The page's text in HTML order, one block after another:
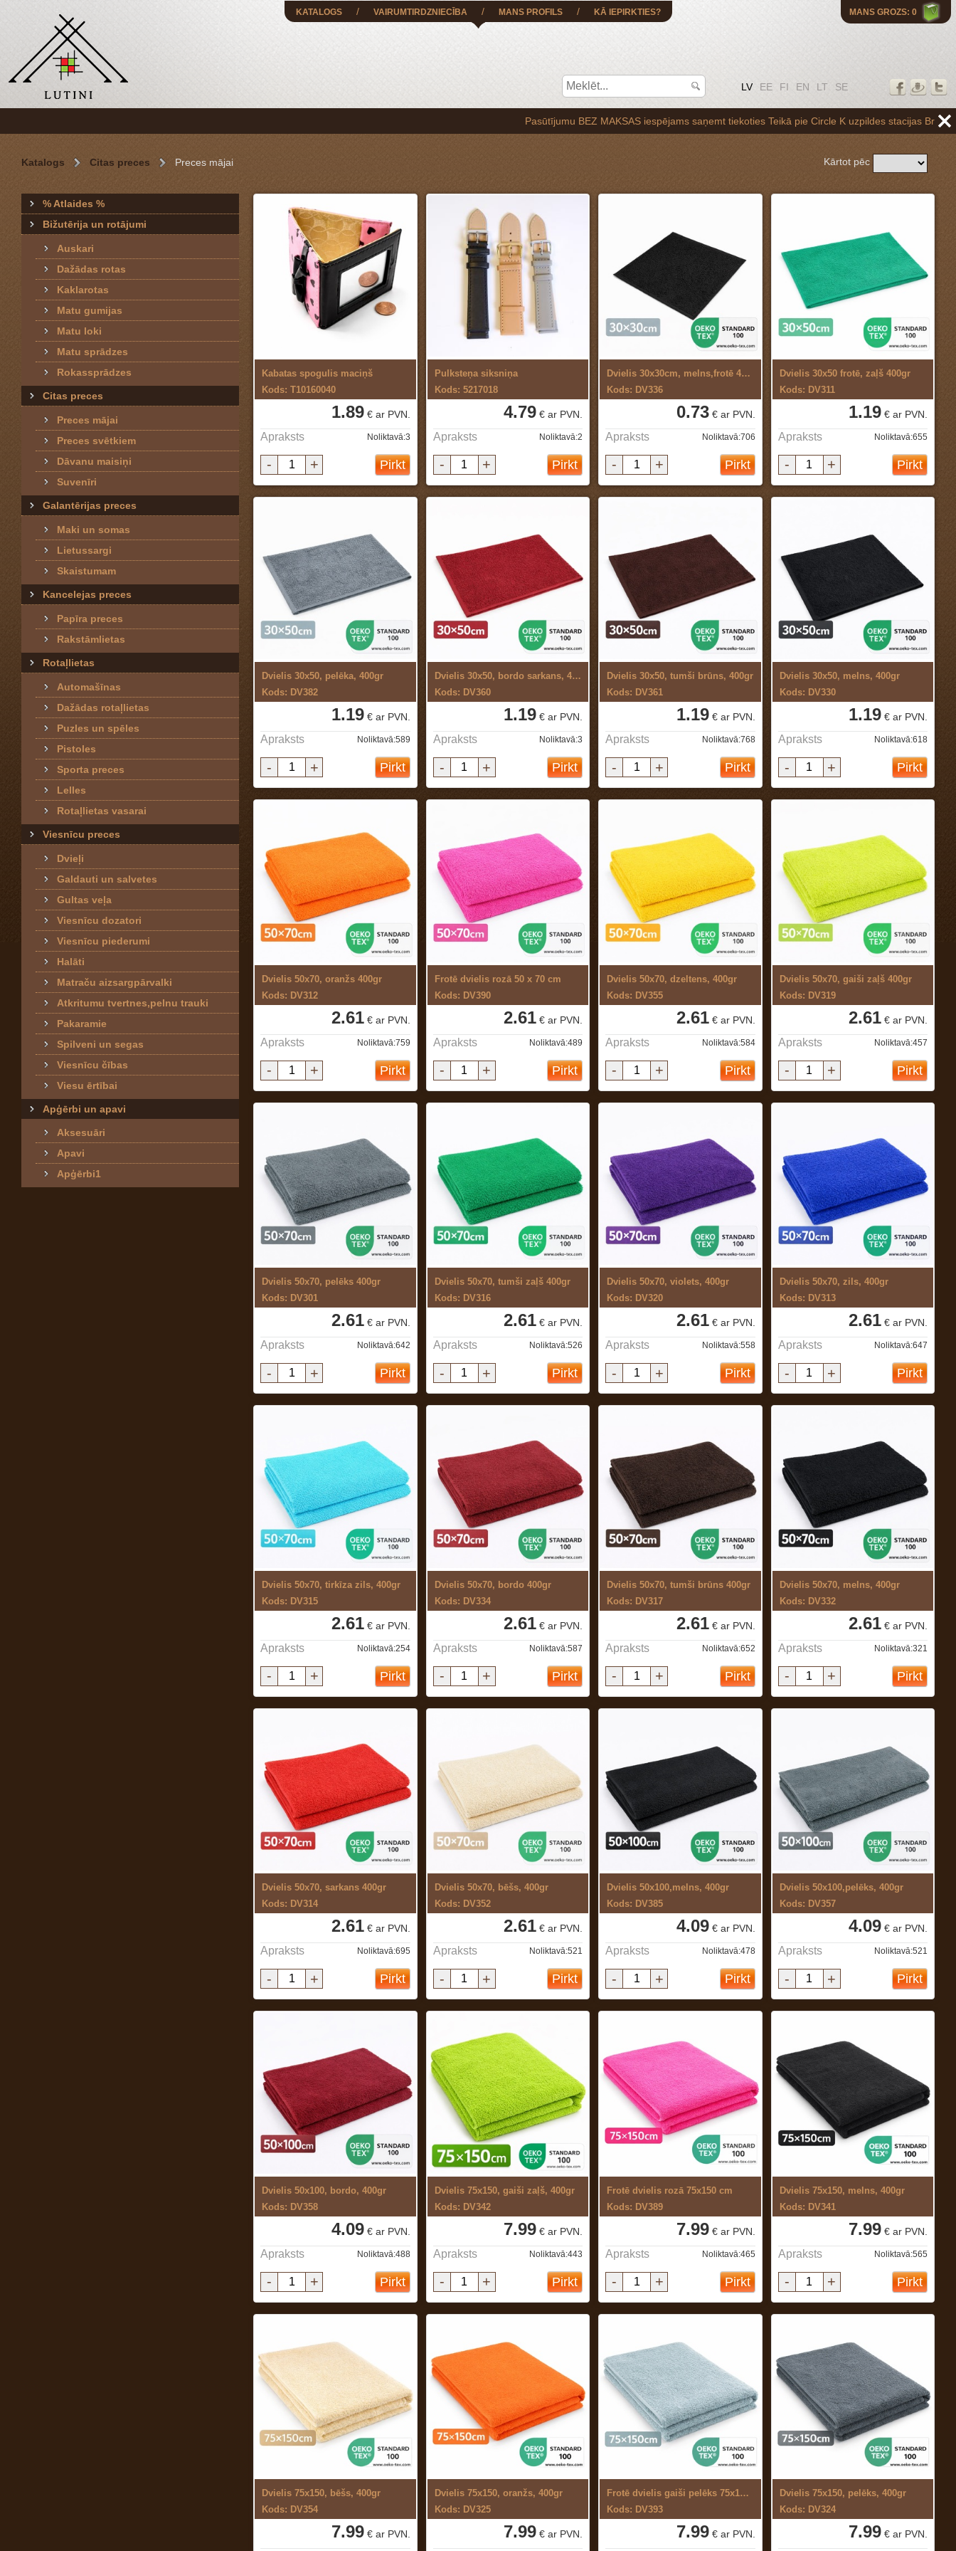
MANS GROZS: 0
LV EE FI EN LT SE
KATALOGS / VAIRUMTIRDZNIECĪBA / MANS PROFILS / KĀ IEPIRKTIES?
Pasūtījumu BEZ MAKSAS iespējams saņemt tiekoties Teikā pie Circle K uzpildes stacijas Brīvības gatvē 265,vai arī
Katalogs Citas preces Preces mājai Kārtot pēc
% Atlaides %
Bižutērija un rotājumi
Auskari
Dažādas rotas
Kaklarotas
Matu gumijas
Matu loki
Matu sprādzes
Rokassprādzes
Citas preces
Preces mājai
Preces svētkiem
Dāvanu maisiņi
Suvenīri
Galantērijas preces
Maki un somas
Lietussargi
Skaistumam
Kancelejas preces
Papīra preces
Rakstāmlietas
Rotaļlietas
Automašīnas
Dažādas rotaļlietas
Puzles un spēles
Pistoles
Sporta preces
Lelles
Rotaļlietas vasarai
Viesnīcu preces
Dvieļi
Galdauti un salvetes
Gultas veļa
Viesnīcu dozatori
Viesnīcu piederumi
Halāti
Matraču aizsargpārvalki
Atkritumu tvertnes,pelnu trauki
Pakaramie
Spilveni un segas
Viesnīcu čības
Viesu ērtībai
Apģērbi un apavi
Aksesuāri
Apavi
Apģērbi1
Kabatas spogulis maciņš
Kods: T10160040
1.89€ ar PVN.
Apraksts Noliktavā:3
- + Pirkt
Pulksteņa siksniņa
Kods: 5217018
4.79 € ar PVN.
Apraksts Noliktavā:2
- + Pirkt
Dvielis 30x30cm, melns,frotē 400gr
Kods: DV336
0.73€ ar PVN.
Apraksts Noliktavā:706
- + Pirkt
Dvielis 30x50 frotē, zaļš 400gr
Kods: DV311
1.19 € ar PVN.
Apraksts Noliktavā:655
- + Pirkt
Dvielis 30x50, pelēka, 400gr
Kods: DV382
1.19€ ar PVN.
Apraksts Noliktavā:589
- + Pirkt
Dvielis 30x50, bordo sarkans, 400gr
Kods: DV360
1.19 € ar PVN.
Apraksts Noliktavā:3
- + Pirkt
Dvielis 30x50, tumši brūns, 400gr
Kods: DV361
1.19€ ar PVN.
Apraksts Noliktavā:768
- + Pirkt
Dvielis 30x50, melns, 400gr
Kods: DV330
1.19 € ar PVN.
Apraksts Noliktavā:618
- + Pirkt
Dvielis 50x70, oranžs 400gr
Kods: DV312
2.61€ ar PVN.
Apraksts Noliktavā:759
- + Pirkt
Frotē dvielis rozā 50 x 70 cm
Kods: DV390
2.61 € ar PVN.
Apraksts Noliktavā:489
- + Pirkt
Dvielis 50x70, dzeltens, 400gr
Kods: DV355
2.61€ ar PVN.
Apraksts Noliktavā:584
- + Pirkt
Dvielis 50x70, gaiši zaļš 400gr
Kods: DV319
2.61 € ar PVN.
Apraksts Noliktavā:457
- + Pirkt
Dvielis 50x70, pelēks 400gr
Kods: DV301
2.61€ ar PVN.
Apraksts Noliktavā:642
- + Pirkt
Dvielis 50x70, tumši zaļš 400gr
Kods: DV316
2.61 € ar PVN.
Apraksts Noliktavā:526
- + Pirkt
Dvielis 50x70, violets, 400gr
Kods: DV320
2.61€ ar PVN.
Apraksts Noliktavā:558
- + Pirkt
Dvielis 50x70, zils, 400gr
Kods: DV313
2.61 € ar PVN.
Apraksts Noliktavā:647
- + Pirkt
Dvielis 50x70, tirkīza zils, 400gr
Kods: DV315
2.61€ ar PVN.
Apraksts Noliktavā:254
- + Pirkt
Dvielis 50x70, bordo 400gr
Kods: DV334
2.61 € ar PVN.
Apraksts Noliktavā:587
- + Pirkt
Dvielis 50x70, tumši brūns 400gr
Kods: DV317
2.61€ ar PVN.
Apraksts Noliktavā:652
- + Pirkt
Dvielis 50x70, melns, 400gr
Kods: DV332
2.61 € ar PVN.
Apraksts Noliktavā:321
- + Pirkt
Dvielis 50x70, sarkans 400gr
Kods: DV314
2.61€ ar PVN.
Apraksts Noliktavā:695
- + Pirkt
Dvielis 50x70, bēšs, 400gr
Kods: DV352
2.61 € ar PVN.
Apraksts Noliktavā:521
- + Pirkt
Dvielis 50x100,melns, 400gr
Kods: DV385
4.09€ ar PVN.
Apraksts Noliktavā:478
- + Pirkt
Dvielis 50x100,pelēks, 400gr
Kods: DV357
4.09 € ar PVN.
Apraksts Noliktavā:521
- + Pirkt
Dvielis 50x100, bordo, 400gr
Kods: DV358
4.09€ ar PVN.
Apraksts Noliktavā:488
- + Pirkt
Dvielis 75x150, gaiši zaļš, 400gr
Kods: DV342
7.99 € ar PVN.
Apraksts Noliktavā:443
- + Pirkt
Frotē dvielis rozā 75x150 cm
Kods: DV389
7.99€ ar PVN.
Apraksts Noliktavā:465
- + Pirkt
Dvielis 75x150, melns, 400gr
Kods: DV341
7.99 € ar PVN.
Apraksts Noliktavā:565
- + Pirkt
Dvielis 75x150, bēšs, 400gr
Kods: DV354
7.99€ ar PVN.
Dvielis 75x150, oranžs, 400gr
Kods: DV325
7.99 € ar PVN.
Frotē dvielis gaiši pelēks 75x150 cm
Kods: DV393
7.99€ ar PVN.
Dvielis 75x150, pelēks, 400gr
Kods: DV324
7.99 € ar PVN.